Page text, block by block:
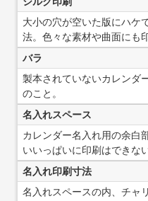
大小の穴が空いた版にハケ
法。色々な素材や曲面にも
バラ
製本されていないカレンダ
のこと。
名入れスペース
カレンダー名入れ用の余白
いいっぱいに印刷はできない
名入れ印刷寸法
名入れスペースの内、チャ